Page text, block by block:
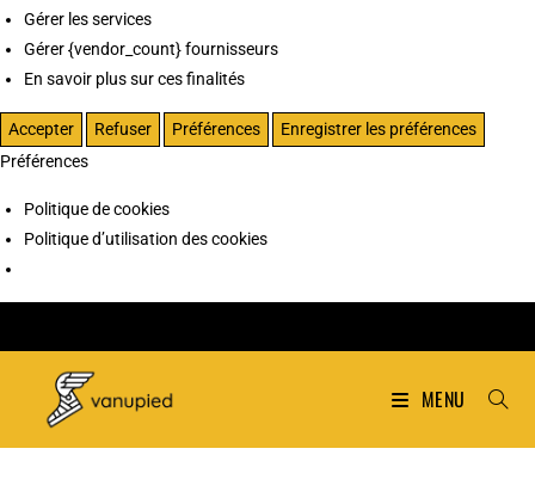
Gérer les services
Gérer {vendor_count} fournisseurs
En savoir plus sur ces finalités
Accepter Refuser Préférences
Enregistrer les préférences
Préférences
Politique de cookies
Politique d’utilisation des cookies
MENU